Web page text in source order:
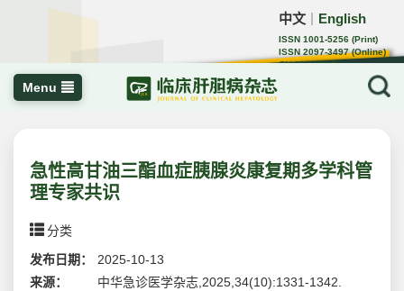
中文 English
ISSN 1001-5256 (Print)
ISSN 2097-3497 (Online)
CN 22-1108/R
Menu
急性高甘油三酯血症胰腺炎康复期多学科管
理专家共识
分类
发布日期：
2025-10-13
来源：
中华急诊医学杂志,2025,34(10):1331-1342.